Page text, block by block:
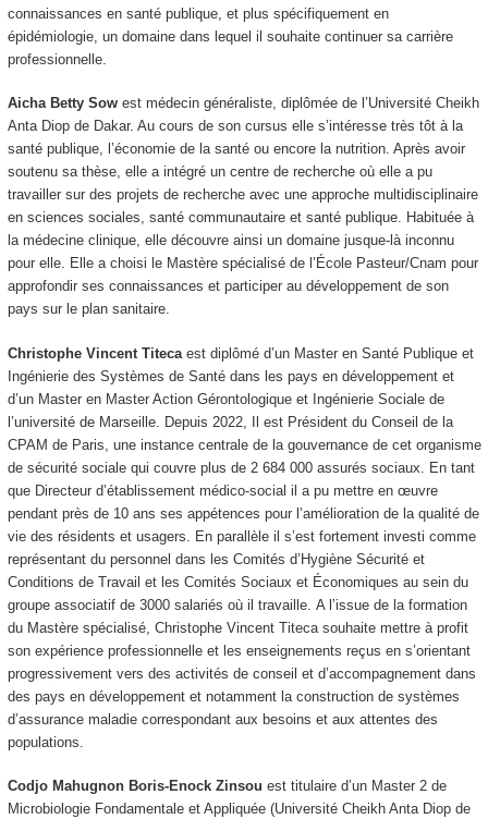
connaissances en santé publique, et plus spécifiquement en
épidémiologie, un domaine dans lequel il souhaite continuer sa carrière
professionnelle.
Aicha Betty Sow est médecin généraliste, diplômée de l’Université Cheikh
Anta Diop de Dakar. Au cours de son cursus elle s’intéresse très tôt à la
santé publique, l’économie de la santé ou encore la nutrition. Après avoir
soutenu sa thèse, elle a intégré un centre de recherche où elle a pu
travailler sur des projets de recherche avec une approche multidisciplinaire
en sciences sociales, santé communautaire et santé publique. Habituée à
la médecine clinique, elle découvre ainsi un domaine jusque-là inconnu
pour elle. Elle a choisi le Mastère spécialisé de l’École Pasteur/Cnam pour
approfondir ses connaissances et participer au développement de son
pays sur le plan sanitaire.
Christophe Vincent Titecaest diplômé d’un Master en Santé Publique et
Ingénierie des Systèmes de Santé dans les pays en développement et
d’un Master en Master Action Gérontologique et Ingénierie Sociale de
l’université de Marseille. Depuis 2022, Il est Président du Conseil de la
CPAM de Paris, une instance centrale de la gouvernance de cet organisme
de sécurité sociale qui couvre plus de 2 684 000 assurés sociaux. En tant
que Directeur d’établissement médico-social il a pu mettre en œuvre
pendant près de 10 ans ses appétences pour l’amélioration de la qualité de
vie des résidents et usagers. En parallèle il s’est fortement investi comme
représentant du personnel dans les Comités d’Hygiène Sécurité et
Conditions de Travail et les Comités Sociaux et Économiques au sein du
groupe associatif de 3000 salariés où il travaille. A l’issue de la formation
du Mastère spécialisé, Christophe Vincent Titeca souhaite mettre à profit
son expérience professionnelle et les enseignements reçus en s’orientant
progressivement vers des activités de conseil et d’accompagnement dans
des pays en développement et notamment la construction de systèmes
d’assurance maladie correspondant aux besoins et aux attentes des
populations.
Codjo Mahugnon Boris-Enock Zinsou est titulaire d’un Master 2 de
Microbiologie Fondamentale et Appliquée (Université Cheikh Anta Diop de